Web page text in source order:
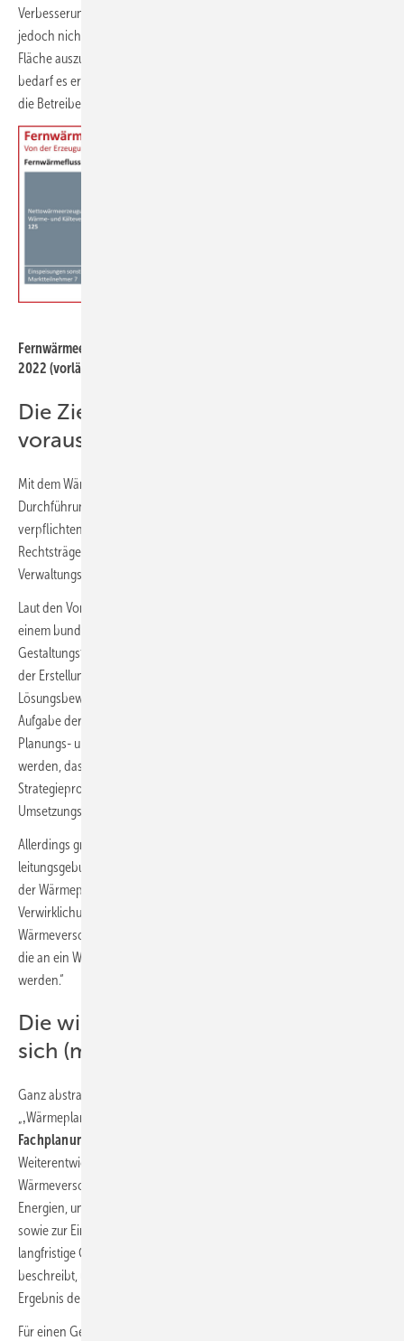
Verbesserung der Planungssicherheit durch die Wärmeplanung reicht
jedoch nicht aus, um die Wärmeinfrastruktur schnell genug in der
Fläche auszubauen und sie gleichzeitig zu dekarbonisieren. Hierzu
bedarf es ergänzend einheitlicher ordnungsrechtlicher Vorgaben an
die Betreiber von Wärmenetzen.“
Fernwärmeerzeugung und -verwendung in Deutschland im Jahr
2022 (vorläufig).
Die Ziele nehmen die Wärmeplanung
voraus
Mit dem Wärmeplanungsgesetz soll den Ländern die Aufgabe der
Durchführung einer Wärmeplanung für ihr Hoheitsgebiet
verpflichtend auferlegt werden. Die Länder können diese Pflicht auf
Rechtsträger innerhalb ihres Hoheitsgebiets bzw. auf eine zuständige
Verwaltungseinheit übertragen.
Laut den Vorbemerkungen des WPG-RE2 soll die Wärmeplanung mit
einem bundesweit einheitlichen Rahmen – der Flexibilität und
Gestaltungsfreiheit bei der Durchführung der Wärmeplanung sowie
der Erstellung von Wärmeplänen belässt – das Problem- und
Lösungsbewusstsein der Akteure vor Ort stärken und die langfristige
Aufgabe der Transformation der Wärmeversorgung als eine wichtige
Planungs- und Steuerungsaufgabe verankern. Es soll sichergestellt
werden, dass vor Ort Bürger und Unternehmen in den Planungs- und
Strategieprozess eingebunden und bestehende
Umsetzungspotenziale aktiviert werden.
Allerdings greifen die in § 2 WPG-E definierten „Ziele für die
leitungsgebundene Wärmeversorgung“ in Absatz 2 den Ergebnissen
der Wärmeplanungen vor Ort bereits voraus: „Wärmenetze sollen zur
Verwirklichung einer möglichst kosteneffizienten klimaneutralen
Wärmeversorgung ausgebaut werden und die Anzahl der Gebäude,
die an ein Wärmenetz angeschlossen sind, soll signifikant gesteigert
werden.“
Die wichtigste Frage: Wo befindet
sich (m)ein Gebäude?
Ganz abstrakt ist [WPG-E, § 3 Begriffsbestimmungen Nr. 6 und 7] die
„‚Wärmeplanung‘ eine rechtlich unverbindliche, strategische
Fachplanung, die Möglichkeiten
Weiterentwicklung leitungsgebundener Energieinfrastrukturen für die
Wärmeversorgung, die Nutzung von Wärme aus erneuerbaren
Energien, unvermeidbarer Abwärme oder einer Kombination hieraus
sowie zur Einsparung von Wärme
langfristige Gestaltung der Wärmeversorgung für das beplante Gebiet
beschreibt, und der ‚Wärmeplan‘ das zur Veröffentlichung bestimmte
Ergebnis der Wärmeplanung…“
Für einen Gebäudeeigentümer bzw. -betreiber ist relevant, in